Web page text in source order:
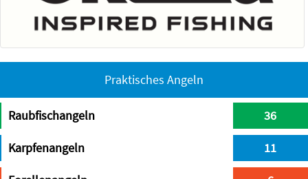
Praktisches Angeln
Raubfischangeln 36
Karpfenangeln 11